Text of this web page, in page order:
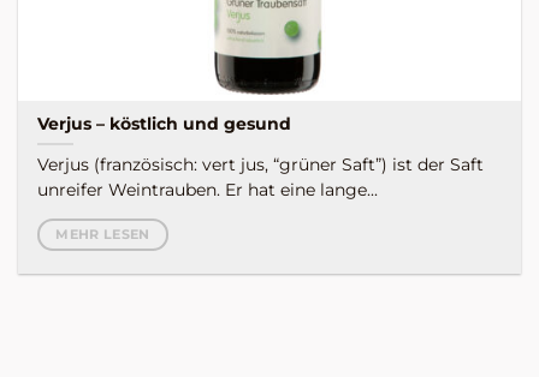
Verjus – köstlich und gesund
Verjus (französisch: vert jus, “grüner Saft”) ist der Saft
unreifer Weintrauben. Er hat eine lange...
MEHR LESEN